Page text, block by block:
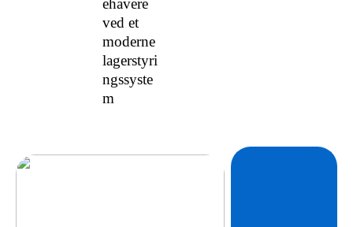
ehavere
ved et
moderne
lagerstyri
ngssyste
m